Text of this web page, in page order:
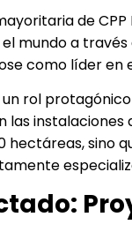
de
mundo a
como líder en
un rol
las
hectáreas, sino